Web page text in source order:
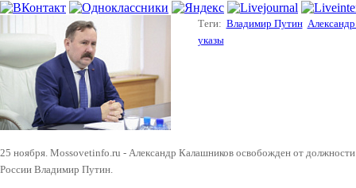
Теги: Владимир Путин
указы
25 ноября. Mossovetinfo.ru - Александр Калашников освобожден от
России Владимир Путин.